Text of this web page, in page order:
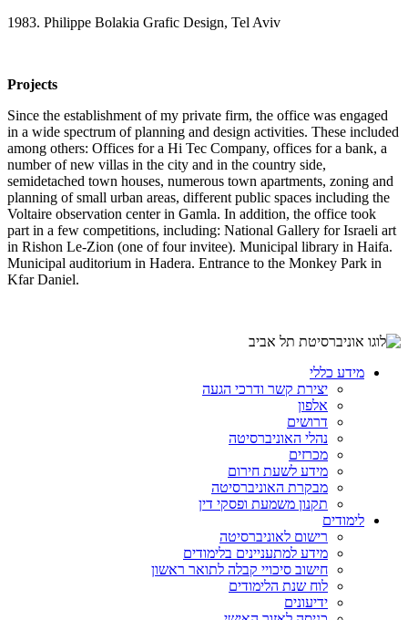
1983. Philippe Bolakia Grafic Design, Tel Aviv
Projects
Since the establishment of my private firm, the office was engaged
in a wide spectrum of planning and design activities. These included
among others: Offices for a Hi Tec Company, offices for a bank, a
number of new villas in the city and in the country side,
semidetached town houses, numerous town apartments, zoning and
planning of small urban areas, different public spaces including the
Voltaire observation center in Gamla. In addition, the office took
part in a few competitions, including: National Gallery for Israeli art
in Rishon Le-Zion (one of four invitee). Municipal library in Haifa.
Municipal auditorium in Hadera. Entrance to the Monkey Park in
Kfar Daniel.
מידע כללי
יצירת קשר ודרכי הגעה
אלפון
דרושים
נהלי האוניברסיטה
מכרזים
מידע לשעת חירום
מבקרת האוניברסיטה
תקנון משמעת ופסקי דין
לימודים
רישום לאוניברסיטה
מידע למתעניינים בלימודים
חישוב סיכויי קבלה לתואר ראשון
לוח שנת הלימודים
ידיעונים